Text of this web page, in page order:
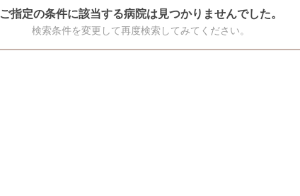
ご指定の条件に該当する病院は見つかりませんでした。
検索条件を変更して再度検索してみてください。